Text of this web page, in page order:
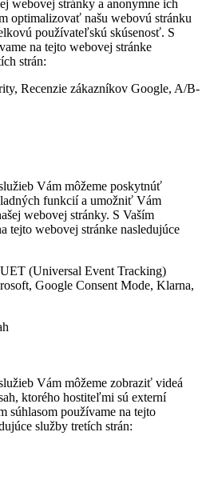
webovej stránky a anonymne ich
optimalizovať našu webovú stránku
používateľskú skúsenosť. S
na tejto webovej stránke
strán:
Recenzie zákazníkov Google, A/B-
Vám môžeme poskytnúť
funkcií a umožniť Vám
webovej stránky. S Vaším
tejto webovej stránke nasledujúce
(Universal Event Tracking)
Google Consent Mode, Klarna,
Vám môžeme zobraziť videá
ktorého hostiteľmi sú externí
súhlasom používame na tejto
služby tretích strán: